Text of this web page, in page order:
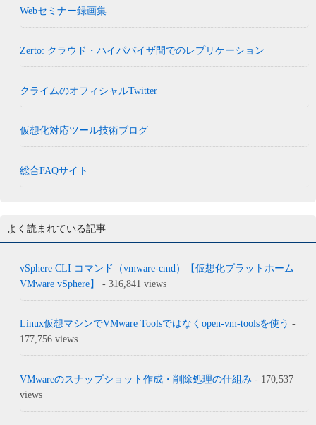
Webセミナー録画集
Zerto: クラウド・ハイパバイザ間でのレプリケーション
クライムのオフィシャルTwitter
仮想化対応ツール技術ブログ
総合FAQサイト
よく読まれている記事
vSphere CLI コマンド（vmware-cmd）【仮想化プラットホーム
VMware vSphere】
- 316,841 views
Linux仮想マシンでVMware Toolsではなくopen-vm-toolsを使う -
177,756 views
VMwareのスナップショット作成・削除処理の仕組み - 170,537
views